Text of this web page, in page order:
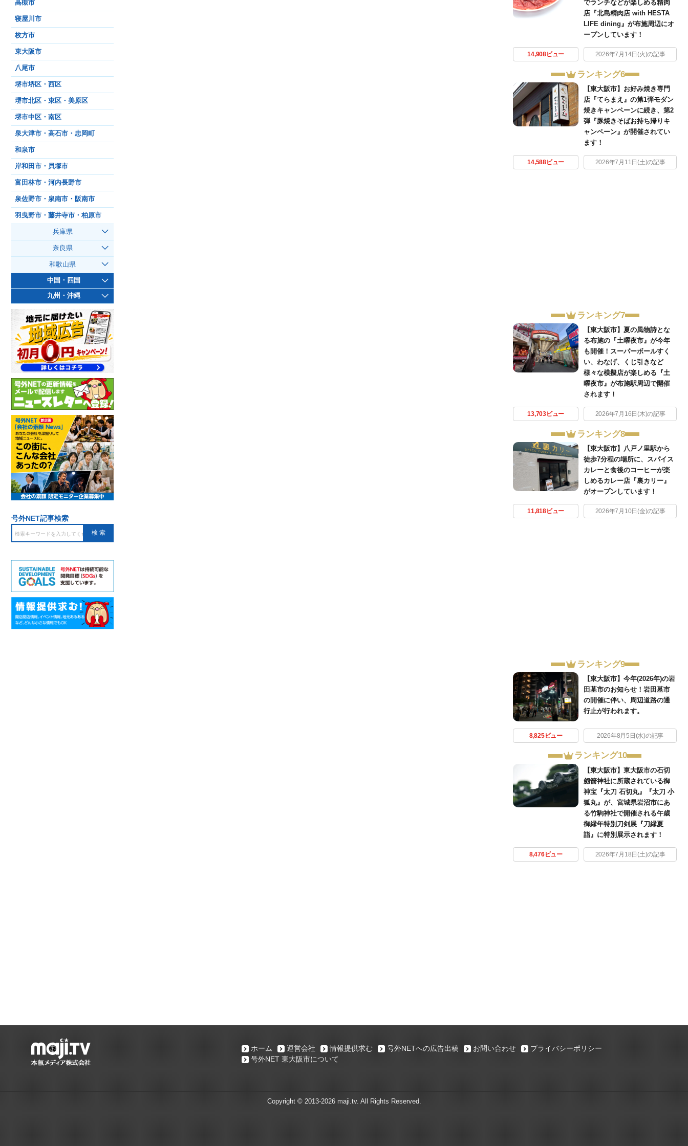
でランチなどが楽しめる精肉
店『北島精肉店 with HESTA
LIFE dining』が布施周辺にオ
ープンしています！
14,908ビュー 2026年7月14日(火)の記事
ランキング6
【東大阪市】お好み焼き専門
店『てらまえ』の第1弾モダン
焼きキャンペーンに続き、第2
弾『豚焼きそばお持ち帰りキ
ャンペーン』が開催されてい
ます！
14,588ビュー 2026年7月11日(土)の記事
ランキング7
【東大阪市】夏の風物詩とな
る布施の『土曜夜市』が今年
も開催！スーパーボールすく
い、わなげ、くじ引きなど
様々な模擬店が楽しめる『土
曜夜市』が布施駅周辺で開催
されます！
13,703ビュー 2026年7月16日(木)の記事
ランキング8
【東大阪市】八戸ノ里駅から
徒歩7分程の場所に、スパイス
カレーと食後のコーヒーが楽
しめるカレー店『裏カリー』
がオープンしています！
11,818ビュー 2026年7月10日(金)の記事
ランキング9
【東大阪市】今年(2026年)の岩
田墓市のお知らせ！岩田墓市
の開催に伴い、周辺道路の通
行止が行われます。
8,825ビュー 2026年8月5日(水)の記事
ランキング10
【東大阪市】東大阪市の石切
劔箭神社に所蔵されている御
神宝『太刀 石切丸』『太刀 小
狐丸』が、宮城県岩沼市にあ
る竹駒神社で開催される午歳
御縁年特別刀剣展『刀縁夏
詣』に特別展示されます！
8,476ビュー 2026年7月18日(土)の記事
高槻市
寝屋川市
枚方市
東大阪市
八尾市
堺市堺区・西区
堺市北区・東区・美原区
堺市中区・南区
泉大津市・高石市・忠岡町
和泉市
岸和田市・貝塚市
富田林市・河内長野市
泉佐野市・泉南市・阪南市
羽曳野市・藤井寺市・柏原市
兵庫県
奈良県
和歌山県
中国・四国
九州・沖縄
号外NET記事検索
ホーム 運営会社 情報提供求む 号外NETへの広告出稿 お問い合わせ
プライバシーポリシー
号外NET 東大阪市について
Copyright © 2013-2026 maji.tv. All Rights Reserved.